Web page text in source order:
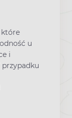
które
u
i